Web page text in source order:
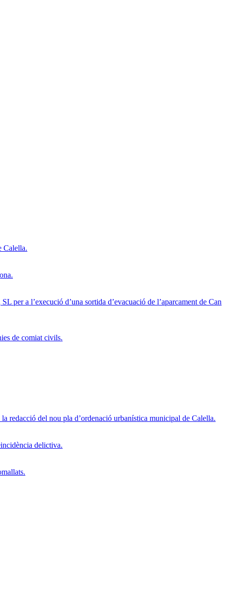
Calella.
per a l’execució d’una sortida d’evacuació de l’aparcament de Can
de comiat civils.
redacció del nou pla d’ordenació urbanística municipal de Calella.
delictiva.